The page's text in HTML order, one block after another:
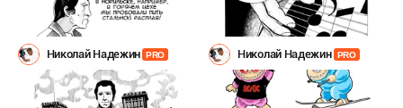
Николай Надежин PRO Николай Надежин PRO